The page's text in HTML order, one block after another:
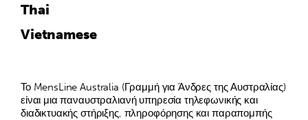
Thai
Vietnamese
Το MensLine Australia (Γραμμή για Άνδρες της Αυστραλίας)
είναι μια παναυστραλιανή υπηρεσία τηλεφωνικής και
διαδικτυακής στήριξης, πληροφόρησης και παραπομπής